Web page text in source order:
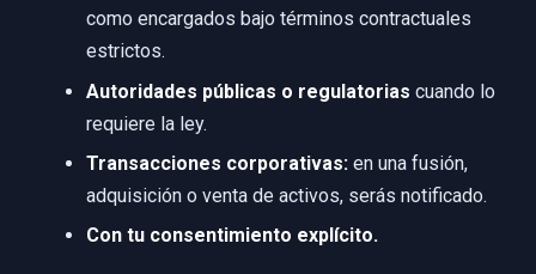
como encargados bajo términos contractuales
estrictos.
Autoridades públicas o regulatorias cuando lo
requiere la ley.
Transacciones corporativas: en una fusión,
adquisición o venta de activos, serás notificado.
Con tu consentimiento explícito.